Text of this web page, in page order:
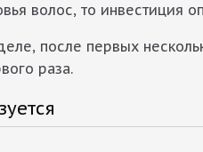
волос, то инвестиция
после первых
раза.